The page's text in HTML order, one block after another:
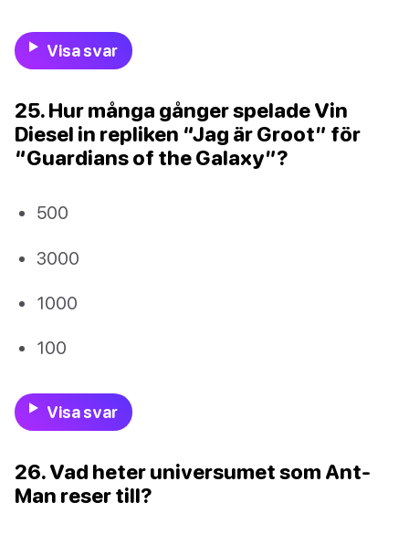
Visa svar
25. Hur många gånger spelade Vin
Diesel in repliken “Jag är Groot” för
“Guardians of the Galaxy”?
500
3000
1000
100
Visa svar
26. Vad heter universumet som Ant-
Man reser till?